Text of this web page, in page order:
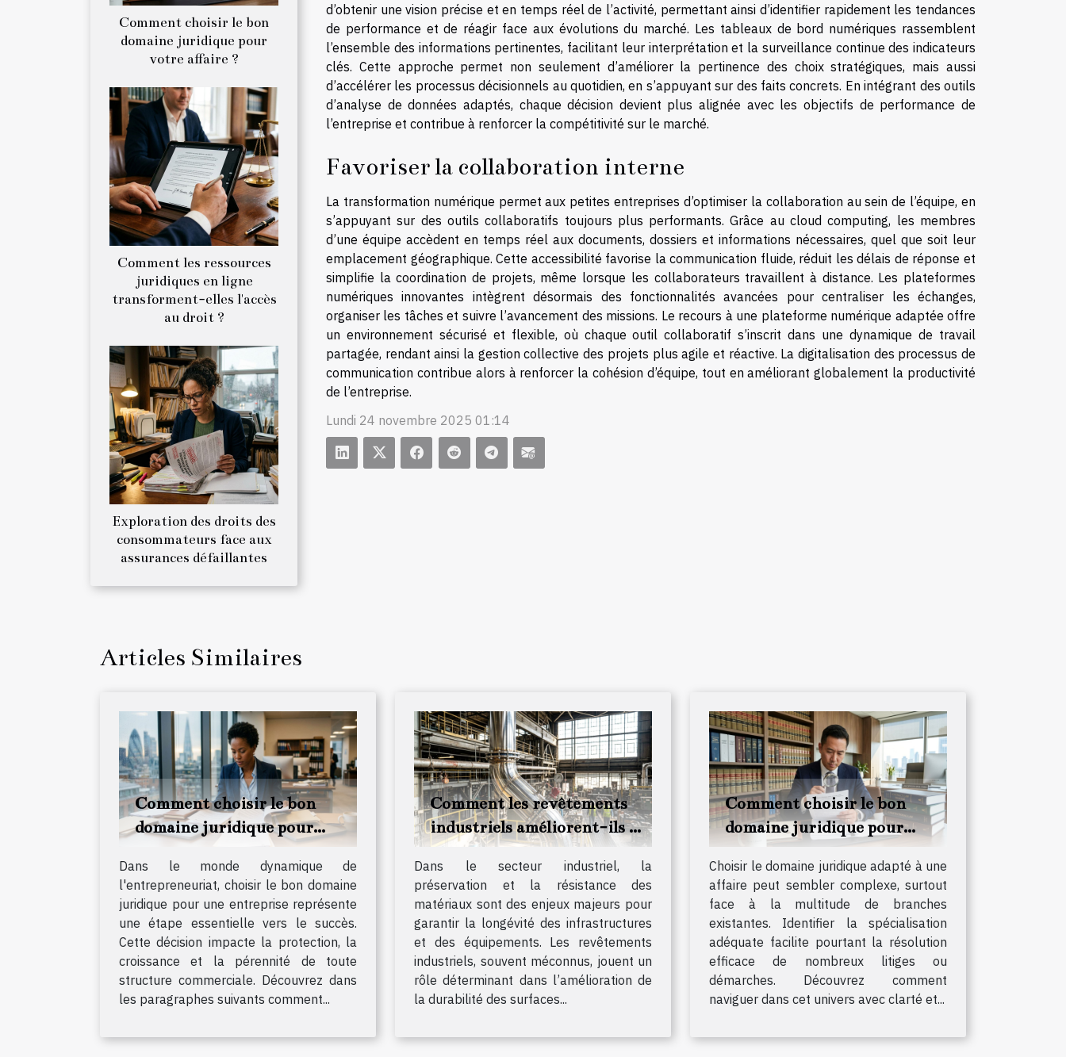
Comment choisir le bon
domaine juridique pour
votre affaire ?
Comment les ressources
juridiques en ligne
transforment-elles l'accès
au droit ?
Exploration des droits des
consommateurs face aux
assurances défaillantes
d’obtenir une vision précise et en temps réel de l’activité, permettant ainsi d’identifier rapidement les tendances
de performance et de réagir face aux évolutions du marché. Les tableaux de bord numériques rassemblent
l’ensemble des informations pertinentes, facilitant leur interprétation et la surveillance continue des indicateurs
clés. Cette approche permet non seulement d’améliorer la pertinence des choix stratégiques, mais aussi
d’accélérer les processus décisionnels au quotidien, en s’appuyant sur des faits concrets. En intégrant des outils
d’analyse de données adaptés, chaque décision devient plus alignée avec les objectifs de performance de
l’entreprise et contribue à renforcer la compétitivité sur le marché.
Favoriser la collaboration interne
La transformation numérique permet aux petites entreprises d’optimiser la collaboration au sein de l’équipe, en
s’appuyant sur des outils collaboratifs toujours plus performants. Grâce au cloud computing, les membres
d’une équipe accèdent en temps réel aux documents, dossiers et informations nécessaires, quel que soit leur
emplacement géographique. Cette accessibilité favorise la communication fluide, réduit les délais de réponse et
simplifie la coordination de projets, même lorsque les collaborateurs travaillent à distance. Les plateformes
numériques innovantes intègrent désormais des fonctionnalités avancées pour centraliser les échanges,
organiser les tâches et suivre l’avancement des missions. Le recours à une plateforme numérique adaptée offre
un environnement sécurisé et flexible, où chaque outil collaboratif s’inscrit dans une dynamique de travail
partagée, rendant ainsi la gestion collective des projets plus agile et réactive. La digitalisation des processus de
communication contribue alors à renforcer la cohésion d’équipe, tout en améliorant globalement la productivité
de l’entreprise.
Lundi 24 novembre 2025 01:14
Articles Similaires
Comment choisir le bon
domaine juridique pour
Dans le monde dynamique de
l'entrepreneuriat, choisir le bon domaine
juridique pour une entreprise représente
une étape essentielle vers le succès.
Cette décision impacte la protection, la
croissance et la pérennité de toute
structure commerciale. Découvrez dans
les paragraphes suivants comment...
Comment les revêtements
industriels améliorent-ils la
durabilité des matériaux ?
Dans le secteur industriel, la
préservation et la résistance des
matériaux sont des enjeux majeurs pour
garantir la longévité des infrastructures
et des équipements. Les revêtements
industriels, souvent méconnus, jouent un
rôle déterminant dans l’amélioration de
la durabilité des surfaces...
Comment choisir le bon
domaine juridique pour
votre affaire ?
Choisir le domaine juridique adapté à une
affaire peut sembler complexe, surtout
face à la multitude de branches
existantes. Identifier la spécialisation
adéquate facilite pourtant la résolution
efficace de nombreux litiges ou
démarches. Découvrez comment
naviguer dans cet univers avec clarté et...